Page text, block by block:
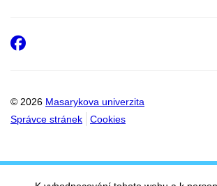
© 2026 Masarykova univerzita
Správce stránek
Cookies
Facebook